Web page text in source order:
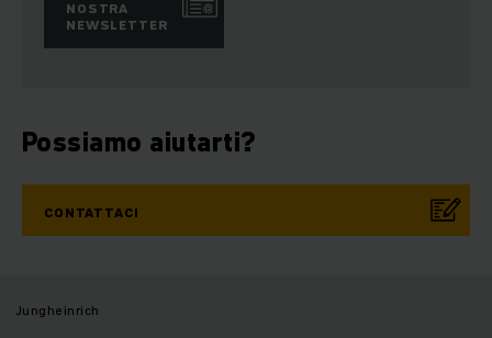
NOSTRA
NEWSLETTER
Possiamo aiutarti?
CONTATTACI
Jungheinrich